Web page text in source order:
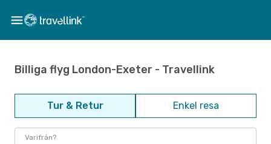
Billiga flyg London-Exeter - Travellink
Tur & Retur Enkel resa
Varifrån?